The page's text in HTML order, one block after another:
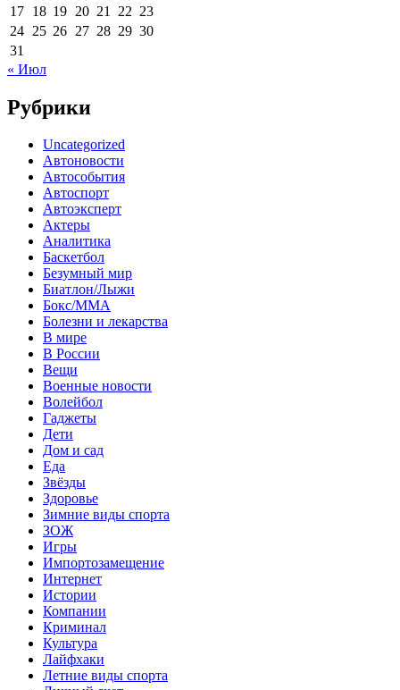
17 18 19 20 21 22 23
24 25 26 27 28 29 30
31
« Июл
Рубрики
Uncategorized
Автоновости
Автособытия
Автоспорт
Автоэксперт
Актеры
Аналитика
Баскетбол
Безумный мир
Биатлон/Лыжи
Бокс/MMA
Болезни и лекарства
В мире
В России
Вещи
Военные новости
Волейбол
Гаджеты
Дети
Дом и сад
Еда
Звёзды
Здоровье
Зимние виды спорта
ЗОЖ
Игры
Импортозамещение
Интернет
Истории
Компании
Криминал
Культура
Лайфхаки
Летние виды спорта